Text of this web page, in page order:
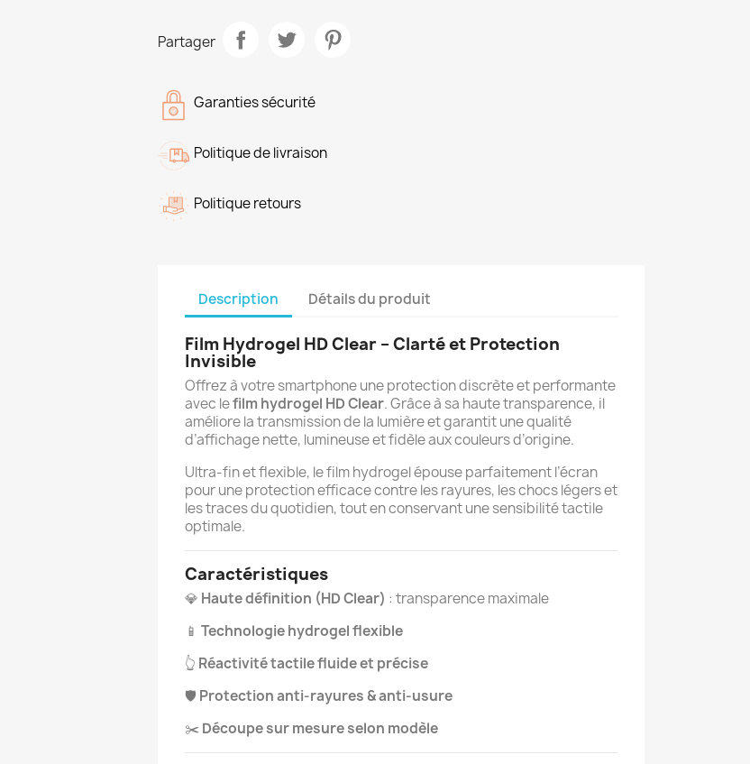
Partager
Garanties sécurité
Politique de livraison
Politique retours
Description Détails du produit
Film Hydrogel HD Clear – Clarté et Protection
Invisible
Offrez à votre smartphone une protection discrète et performante
avec lefilm hydrogel HD Clear. Grâce à sa haute transparence, il
améliore la transmission de la lumière et garantit une qualité
d’affichage nette, lumineuse et fidèle aux couleurs d’origine.
Ultra-fin et flexible, le film hydrogel épouse parfaitement l’écran
pour une protection efficace contre les rayures, les chocs légers et
les traces du quotidien, tout en conservant une sensibilité tactile
optimale.
Caractéristiques
💎 Haute définition (HD Clear) : transparence maximale
📱 Technologie hydrogel flexible
👆 Réactivité tactile fluide et précise
🛡️ Protection anti-rayures & anti-usure
✂️Découpe sur mesure selon modèle